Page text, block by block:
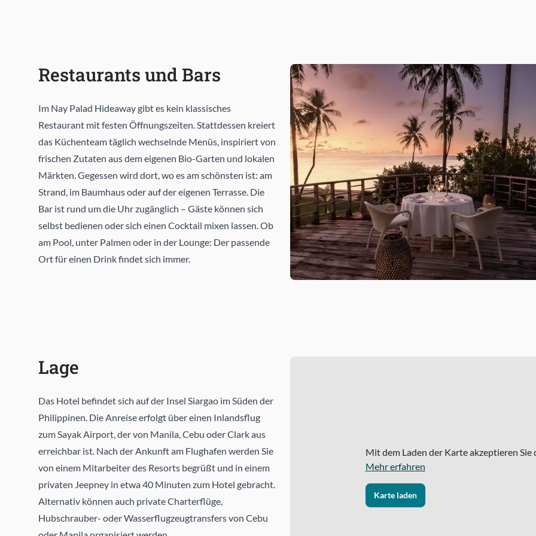
Restaurants und Bars
Im Nay Palad Hideaway gibt es kein klassisches
Restaurant mit festen Öffnungszeiten. Stattdessen kreiert
das Küchenteam täglich wechselnde Menüs, inspiriert von
frischen Zutaten aus dem eigenen Bio-Garten und lokalen
Märkten. Gegessen wird dort, wo es am schönsten ist: am
Strand, im Baumhaus oder auf der eigenen Terrasse. Die
Bar ist rund um die Uhr zugänglich – Gäste können sich
selbst bedienen oder sich einen Cocktail mixen lassen. Ob
am Pool, unter Palmen oder in der Lounge: Der passende
Ort für einen Drink findet sich immer.
Lage
Das Hotel befindet sich auf der Insel Siargao im Süden der
Philippinen. Die Anreise erfolgt über einen Inlandsflug
zum Sayak Airport, der von Manila, Cebu oder Clark aus
erreichbar ist. Nach der Ankunft am Flughafen werden Sie
von einem Mitarbeiter des Resorts begrüßt und in einem
privaten Jeepney in etwa 40 Minuten zum Hotel gebracht.
Alternativ können auch private Charterflüge,
Hubschrauber- oder Wasserflugzeugtransfers von Cebu
Mit dem Laden der Karte akzeptieren
Mehr erfahren
Karte laden